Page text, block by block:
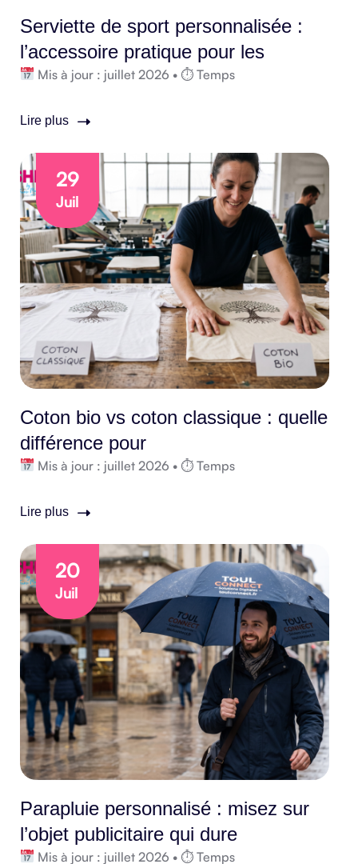
Serviette de sport personnalisée :
l’accessoire pratique pour les
Mis à jour : juillet 2026 • ⏱ Temps
Lire plus
29
Juil
Coton bio vs coton classique : quelle
différence pour
Mis à jour : juillet 2026 • ⏱ Temps
Lire plus
20
Juil
Parapluie personnalisé : misez sur
l’objet publicitaire qui dure
Mis à jour : juillet 2026 • ⏱ Temps